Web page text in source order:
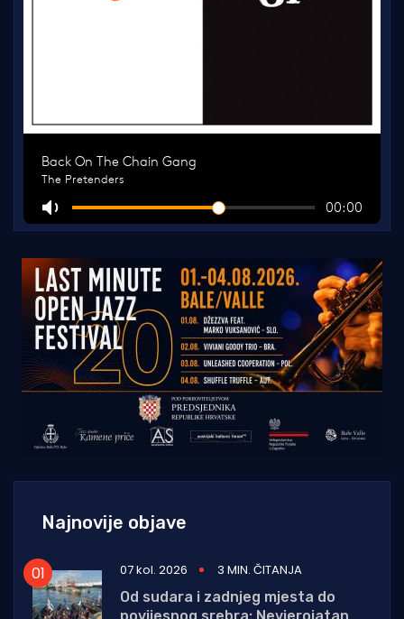
Najnovije objave
07 kol. 2026
3 MIN. ČITANJA
Od sudara i zadnjeg mjesta do